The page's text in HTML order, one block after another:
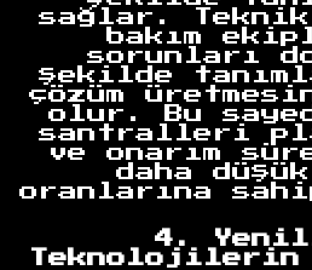
sağlar.
bakım
sorunları
şekilde
çözüm
olur. Bu
santralleri
ve onarım
daha
oranlarına
4.
Teknolojilerin